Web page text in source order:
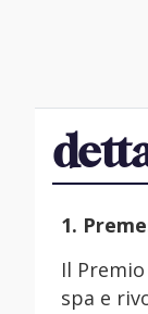
1.
Il
spa e